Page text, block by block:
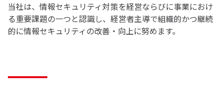
当社は、情報セキュリティ対策を経営ならびに事業におけ
る重要課題の一つと認識し、経営者主導で組織的かつ継続
的に情報セキュリティの改善・向上に努めます。